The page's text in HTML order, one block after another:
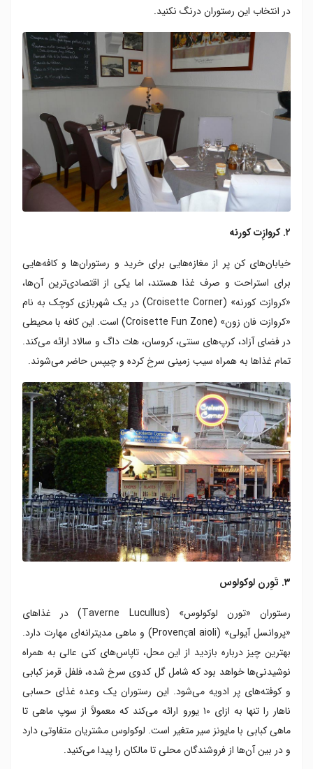
در انتخاب این رستوران درنگ نکنید.
۲. کروازِت کورنه
خیابان‌های کن پر از مغازه‌هایی برای خرید و رستوران‌ها و کافه‌هایی
برای استراحت و صرف غذا هستند، اما یکی از اقتصادی‌ترین آن‌ها،
«کروازت کورنه» (Croisette Corner) در یک شهربازی کوچک به نام
«کروازت فان زون» (Croisette Fun Zone) است. این کافه با محیطی
در فضای آزاد، کرپ‌های سنتی، کروسان، هات داگ و سالاد ارائه می‌کند.
تمام غذاها به همراه سیب زمینی سرخ کرده و چیپس حاضر می‌شوند.
۳. تَوِرن لوکولوس
رستوران «تورن لوکولوس» (Taverne Lucullus) در غذاهای
«پروانسل آیولی» (Provençal aioli) و ماهی مدیترانه‌ای مهارت دارد.
بهترین چیز درباره بازدید از این محل، تاپاس‌های کنی عالی به همراه
نوشیدنی‌‌ها خواهد بود که شامل گل کدوی سرخ شده، فلفل قرمز کبابی
و کوفته‌های پر ادویه می‌شود. این رستوران یک وعده غذای حسابی
ناهار را تنها به ازای ۱۰ یورو ارائه می‌کند که معمولاً از سوپ ماهی تا
ماهی کبابی با مایونز سیر متغیر‌ است. لوکولوس مشتریان متفاوتی دارد
و در بین آن‌ها از فروشندگان محلی تا مالکان را پیدا می‌کنید.